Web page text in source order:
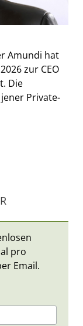
Amundi hat
zur CEO
Die
Private-
pro
Email.